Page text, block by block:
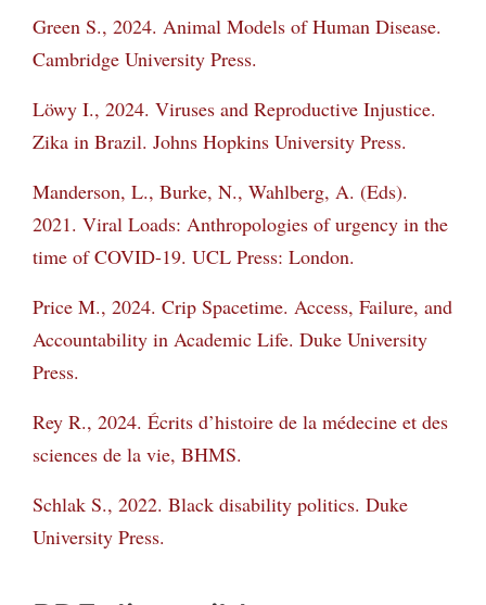
Green S., 2024. Animal Models of Human Disease.
Cambridge University Press.
Löwy I., 2024. Viruses and Reproductive Injustice.
Zika in Brazil. Johns Hopkins University Press.
Manderson, L., Burke, N., Wahlberg, A. (Eds).
2021. Viral Loads: Anthropologies of urgency in the
time of COVID-19. UCL Press: London.
Price M., 2024. Crip Spacetime. Access, Failure, and
Accountability in Academic Life. Duke University
Press.
Rey R., 2024. Écrits d’histoire de la médecine et des
sciences de la vie, BHMS.
Schlak S., 2022. Black disability politics. Duke
University Press.